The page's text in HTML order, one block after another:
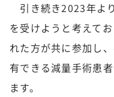
引き続き2023年よ
を受けようと考えて
れた方が共に参加し
有できる減量手術患
ます。